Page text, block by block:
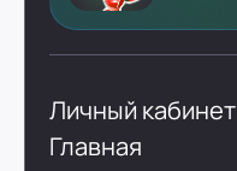
Личный кабинет
Главная